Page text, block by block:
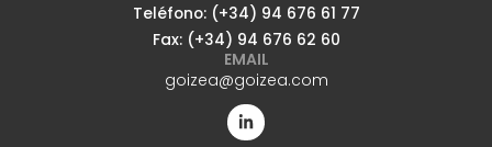
Teléfono: (+34) 94 676 61 77
Fax: (+34) 94 676 62 60
EMAIL
goizea@goizea.com